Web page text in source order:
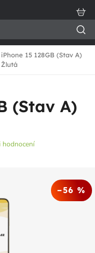
iPhone 15 128GB (Stav A)
Žlutá
(Stav A)
–56 %